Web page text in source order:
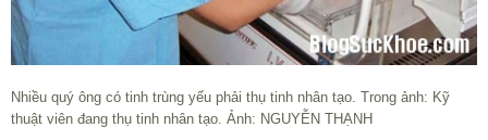
Nhiều quý ông có tinh trùng yếu phải thụ tinh nhân tạo. Trong ảnh: Kỹ
thuật viên đang thụ tinh nhân tạo. Ảnh: NGUYỄN THẠNH